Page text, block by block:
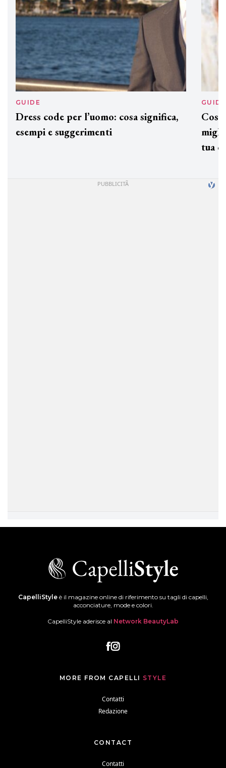
GUIDE
Dress code per l’uomo: cosa significa,
esempi e suggerimenti
GUIDE
tua
CapelliStyleè il magazine online di riferimento su tagli di capelli,
acconciature, mode e colori.
CapelliStyle aderisce al Network BeautyLab
MORE FROM CAPELLI STYLE
Contatti
Redazione
CONTACT
Contatti